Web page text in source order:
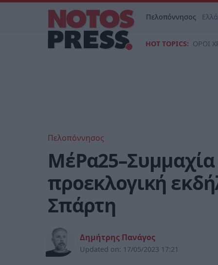
Πελοπόννησος
HOT TOPICS: ΟΡΟΙ
Πελοπόννησος
ΜέΡα25–Συμμαχία
προεκλογική
Σπάρτη
Δημήτρης Πανάγος
Updated on: 17/05/2023 17:21